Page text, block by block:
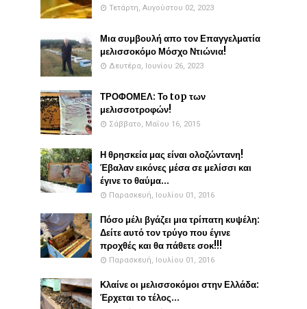
Τετάρτη, Αυγούστου 02, 2023
Μια συμβουλή απο τον Επαγγελματία
μελισσοκόμο Μόσχο Ντιώνια!
Δευτέρα, Ιουνίου 26, 2023
ΤΡΟΦΟΜΕΛ: Το top των
μελισσοτροφών!
Σάββατο, Μαΐου 16, 2015
Η θρησκεία μας είναι ολοζώντανη!
Έβαλαν εικόνες μέσα σε μελίσσι και
έγινε το θαύμα...
Παρασκευή, Ιουλίου 01, 2016
Πόσο μέλι βγάζει μια τρίπατη κυψέλη:
Δείτε αυτό τον τρύγο που έγινε
προχθές και θα πάθετε σοκ!!!
Παρασκευή, Ιουλίου 01, 2016
Κλαίνε οι μελισσοκόμοι στην Ελλάδα:
Έρχεται το τέλος...